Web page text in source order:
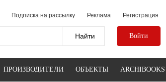
Подписка на рассылку Реклама Регистрация
Войти
ПРОИЗВОДИТЕЛИ ОБЪЕКТЫ ARCHIBOOKS